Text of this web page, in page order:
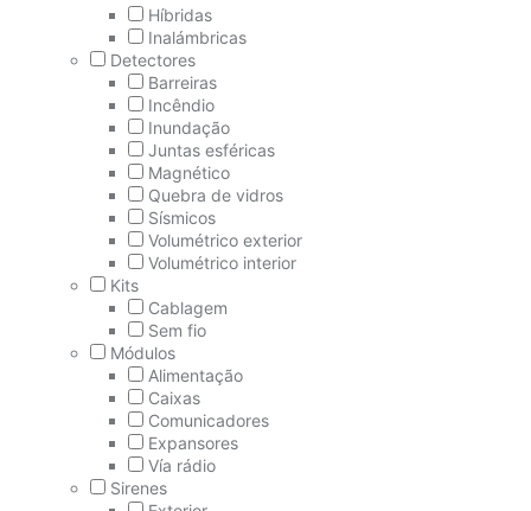
Híbridas
Inalámbricas
Detectores
Barreiras
Incêndio
Inundação
Juntas esféricas
Magnético
Quebra de vidros
Sísmicos
Volumétrico exterior
Volumétrico interior
Kits
Cablagem
Sem fio
Módulos
Alimentação
Caixas
Comunicadores
Expansores
Vía rádio
Sirenes